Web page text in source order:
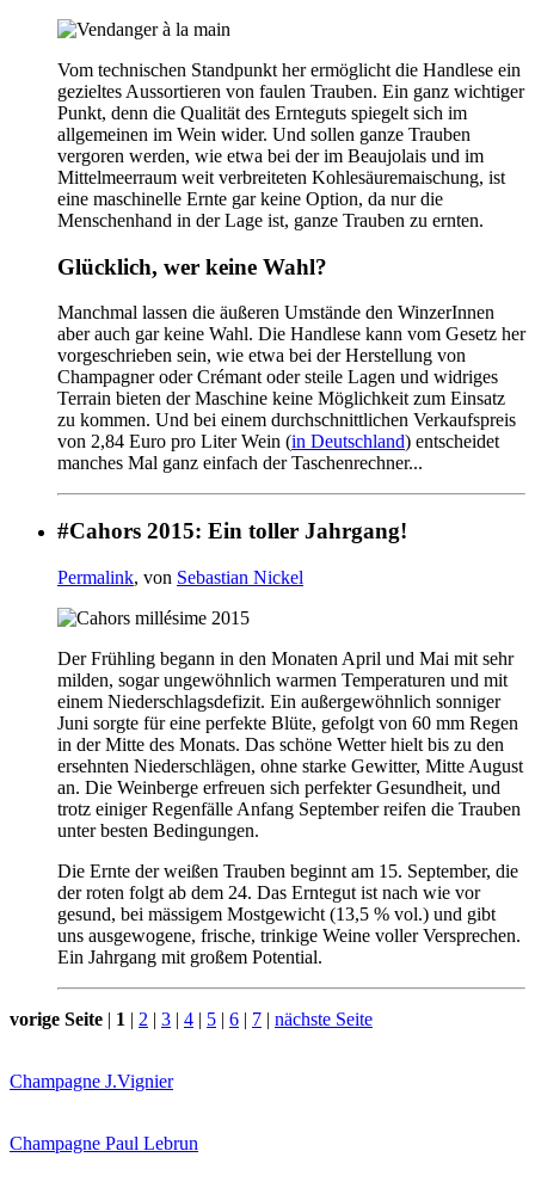
Vom technischen Standpunkt her ermöglicht die Handlese ein
gezieltes Aussortieren von faulen Trauben. Ein ganz wichtiger
Punkt, denn die Qualität des Ernteguts spiegelt sich im
allgemeinen im Wein wider. Und sollen ganze Trauben
vergoren werden, wie etwa bei der im Beaujolais und im
Mittelmeerraum weit verbreiteten Kohlesäuremaischung, ist
eine maschinelle Ernte gar keine Option, da nur die
Menschenhand in der Lage ist, ganze Trauben zu ernten.
Glücklich, wer keine Wahl?
Manchmal lassen die äußeren Umstände den WinzerInnen
aber auch gar keine Wahl. Die Handlese kann vom Gesetz her
vorgeschrieben sein, wie etwa bei der Herstellung von
Champagner oder Crémant oder steile Lagen und widriges
Terrain bieten der Maschine keine Möglichkeit zum Einsatz
zu kommen. Und bei einem durchschnittlichen Verkaufspreis
von 2,84 Euro pro Liter Wein (in Deutschland) entscheidet
manches Mal ganz einfach der Taschenrechner...
#Cahors 2015: Ein toller Jahrgang!
Permalink, von Sebastian Nickel
Der Frühling begann in den Monaten April und Mai mit sehr
milden, sogar ungewöhnlich warmen Temperaturen und mit
einem Niederschlagsdefizit. Ein außergewöhnlich sonniger
Juni sorgte für eine perfekte Blüte, gefolgt von 60 mm Regen
in der Mitte des Monats. Das schöne Wetter hielt bis zu den
ersehnten Niederschlägen, ohne starke Gewitter, Mitte August
an. Die Weinberge erfreuen sich perfekter Gesundheit, und
trotz einiger Regenfälle Anfang September reifen die Trauben
unter besten Bedingungen.
Die Ernte der weißen Trauben beginnt am 15. September, die
der roten folgt ab dem 24. Das Erntegut ist nach wie vor
gesund, bei mässigem Mostgewicht (13,5 % vol.) und gibt
uns ausgewogene, frische, trinkige Weine voller Versprechen.
Ein Jahrgang mit großem Potential.
vorige Seite | 1 | 2 | 3 | 4 | 5 | 6 | 7 | nächste Seite
Champagne J.Vignier
Champagne Paul Lebrun